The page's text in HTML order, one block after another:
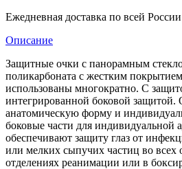
Ежедневная доставка по всей
Описание
Защитные очки с панорамным
поликарбоната с жестким
использованы многократно. С
интегрированной боковой
анатомическую форму и
боковые части для индивидуальной
обеспечивают защиту глаз от
или мелких сыпучих частиц во всех
отделениях реанимации или в